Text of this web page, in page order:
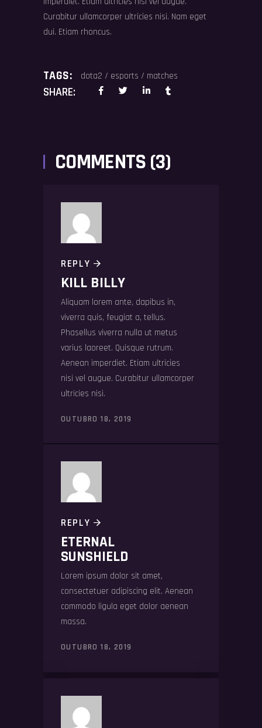
Curabitur ullamcorper ultricies nisi. Nam eget
dui. Etiam rhoncus.
TAGS: dota2 / esports / matches
SHARE:
COMMENTS (3)
REPLY
KILL BILLY
Aliquam lorem ante, dapibus in,
viverra quis, feugiat a, tellus.
Phasellus viverra nulla ut metus
varius laoreet. Quisque rutrum.
Aenean imperdiet. Etiam ultricies
nisi vel augue. Curabitur ullamcorper
ultricies nisi.
OUTUBRO 18, 2019
REPLY
ETERNAL
SUNSHIELD
Lorem ipsum dolor sit amet,
consectetuer adipiscing elit. Aenean
commodo ligula eget dolor aenean
massa.
OUTUBRO 18, 2019